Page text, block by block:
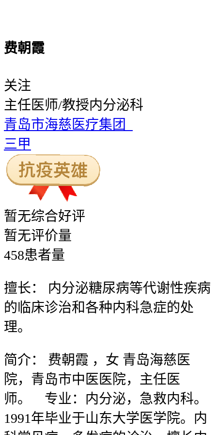
费朝霞
关注
主任医师/教授内分泌科
青岛市海慈医疗集团
三甲
暂无综合好评
暂无评价量
458患者量
擅长：
内分泌糖尿病等代谢性疾病
的临床诊治和各种内科急症的处
理。
简介：
费朝霞 ，女 青岛海慈医
院，青岛市中医医院，主任医
师。 专业：内分泌，急救内科。
1991年毕业于山东大学医学院。内